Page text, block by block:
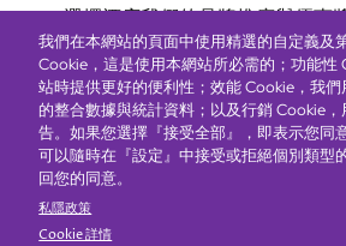
Bottom
menu
選擇酒店我們的品牌推廣與優惠
管理層簡介
搶先一步，掌握最新
我們在本網站的頁面中使用精選的自定義及
Cookie，這是使用本網站所必需的；功能性
站時提供更好的便利性；效能 Cookie，我
的整合數據與統計資料；以及行銷 Cookie
告。如果您選擇『接受全部』，即表示您同
可以隨時在『設定』中接受或拒絕個別類型
回您的同意。
私隱政策
Cookie 詳情